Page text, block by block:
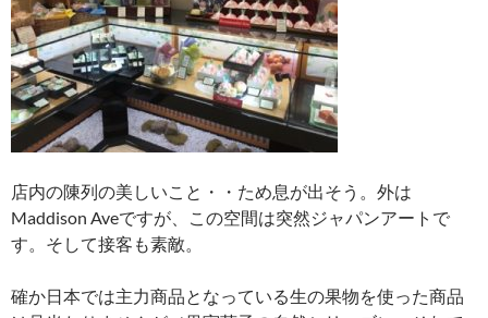
店内の陳列の美しいこと・・ため息が出そう。外は
Maddison Aveですが、この空間は突然ジャパンアートで
す。そして接客も素敵。
確か日本では主力商品となっている生の果物を使った商品